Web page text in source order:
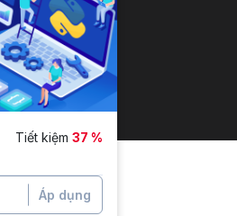
Tiết kiệm 37 %
Áp dụng